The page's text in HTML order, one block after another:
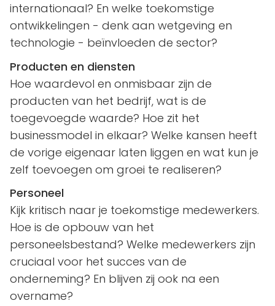
internationaal? En welke toekomstige
ontwikkelingen - denk aan wetgeving en
technologie - beïnvloeden de sector?
Producten en diensten
Hoe waardevol en onmisbaar zijn de
producten van het bedrijf, wat is de
toegevoegde waarde? Hoe zit het
businessmodel in elkaar? Welke kansen heeft
de vorige eigenaar laten liggen en wat kun je
zelf toevoegen om groei te realiseren?
Personeel
Kijk kritisch naar je toekomstige medewerkers.
Hoe is de opbouw van het
personeelsbestand? Welke medewerkers zijn
cruciaal voor het succes van de
onderneming? En blijven zij ook na een
overname?